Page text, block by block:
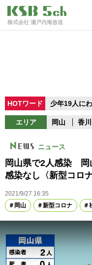
株式会社 瀬戸内海放送
HOTワード 少年19人に
エリア 岡山 香川
ニュース
岡山県で2人感染 岡
感染なし〈新型コロナ
2021/9/27 16:35
岡山
新型コロナ